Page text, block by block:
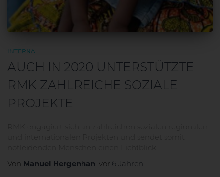
INTERNA
AUCH IN 2020 UNTERSTÜTZTE
RMK ZAHLREICHE SOZIALE
PROJEKTE
Von Manuel Hergenhan, vor 6 Jahren